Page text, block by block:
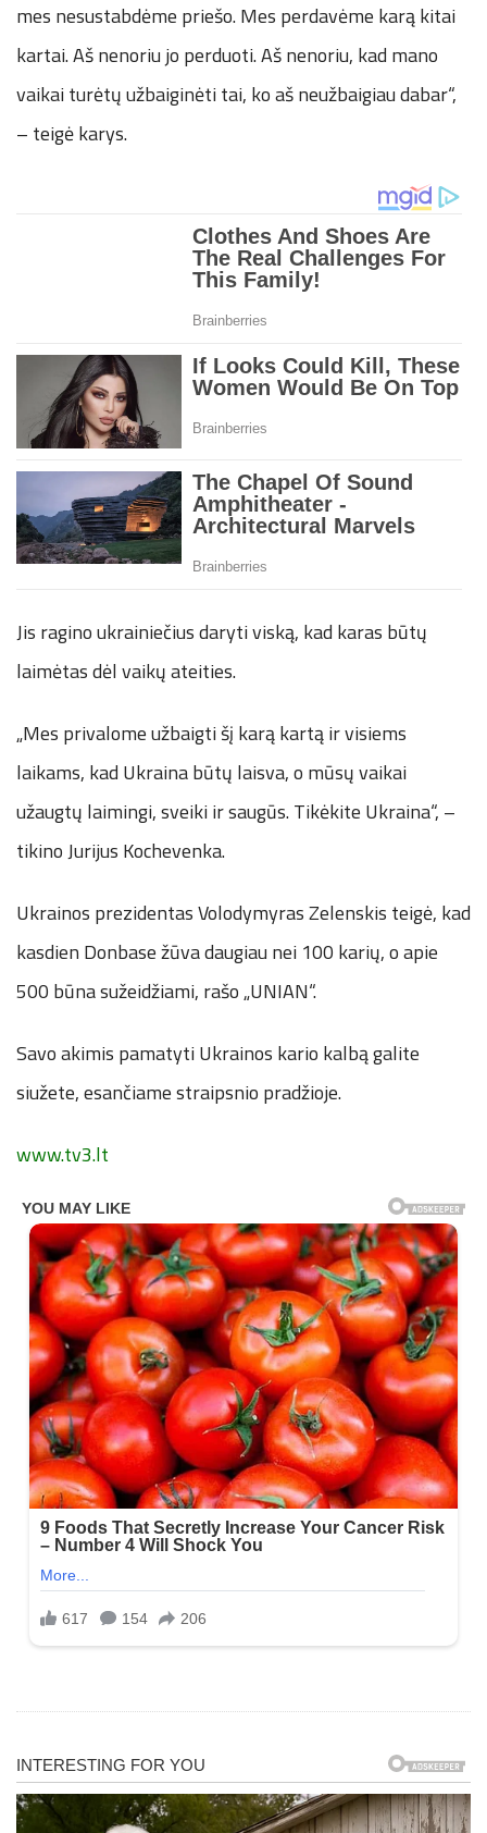
mes nesustabdėme priešo. Mes perdavėme karą kitai
kartai. Aš nenoriu jo perduoti. Aš nenoriu, kad mano
vaikai turėtų užbaiginėti tai, ko aš neužbaigiau dabar“,
– teigė karys.
Jis ragino ukrainiečius daryti viską, kad karas būtų
laimėtas dėl vaikų ateities.
„Mes privalome užbaigti šį karą kartą ir visiems
laikams, kad Ukraina būtų laisva, o mūsų vaikai
užaugtų laimingi, sveiki ir saugūs. Tikėkite Ukraina“, –
tikino Jurijus Kochevenka.
Ukrainos prezidentas Volodymyras Zelenskis teigė, kad
kasdien Donbase žūva daugiau nei 100 karių, o apie
500 būna sužeidžiami, rašo „UNIAN“.
Savo akimis pamatyti Ukrainos kario kalbą galite
siužete, esančiame straipsnio pradžioje.
www.tv3.lt